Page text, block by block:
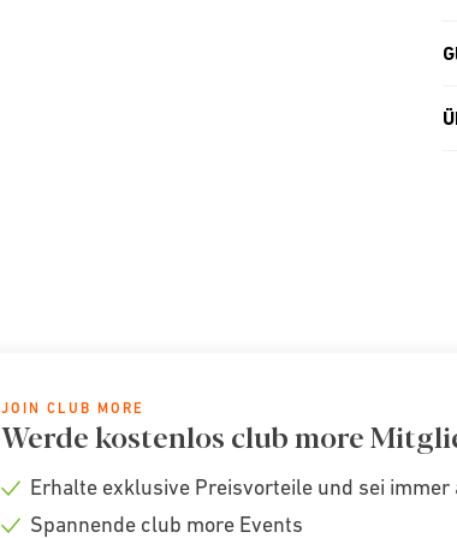
JOIN CLUB MORE
Werde kostenlos club more
Check
Erhalte exklusive Preisvorteile und sei
Spannende club more Events